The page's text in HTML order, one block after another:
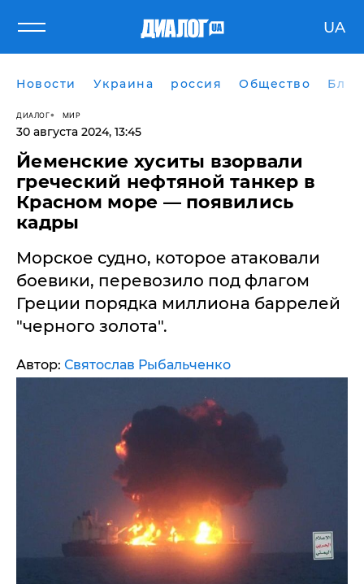
UA
Новости Украина россия Общество
ДИАЛОГ МИР
30 августа 2024, 13:45
Йеменские хуситы взорвали
греческий нефтяной танкер в
Красном море — появились
кадры
Морское судно, которое атаковали
боевики, перевозило под флагом
Греции порядка миллиона баррелей
"черного золота".
Автор: Святослав Рыбальченко